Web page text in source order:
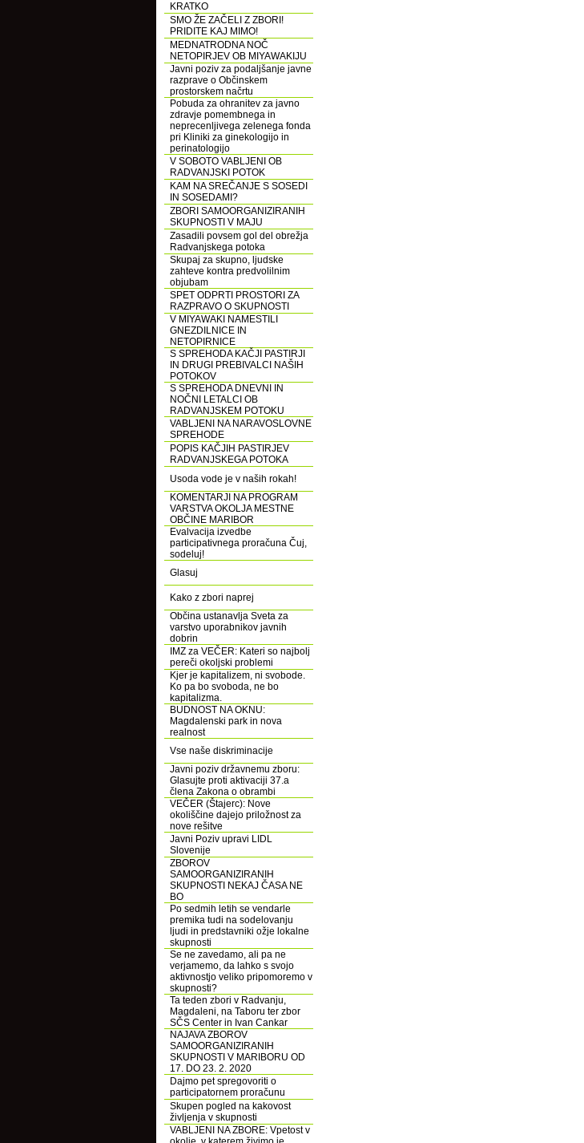
KRATKO
SMO ŽE ZAČELI Z ZBORI!
PRIDITE KAJ MIMO!
MEDNATRODNA NOČ
NETOPIRJEV OB MIYAWAKIJU
Javni poziv za podaljšanje javne
razprave o Občinskem
prostorskem načrtu
Pobuda za ohranitev za javno
zdravje pomembnega in
neprecenljivega zelenega fonda
pri Kliniki za ginekologijo in
perinatologijo
V SOBOTO VABLJENI OB
RADVANJSKI POTOK
KAM NA SREČANJE S SOSEDI
IN SOSEDAMI?
ZBORI SAMOORGANIZIRANIH
SKUPNOSTI V MAJU
Zasadili povsem gol del obrežja
Radvanjskega potoka
Skupaj za skupno, ljudske
zahteve kontra predvolilnim
objubam
SPET ODPRTI PROSTORI ZA
RAZPRAVO O SKUPNOSTI
V MIYAWAKI NAMESTILI
GNEZDILNICE IN
NETOPIRNICE
S SPREHODA KAČJI PASTIRJI
IN DRUGI PREBIVALCI NAŠIH
POTOKOV
S SPREHODA DNEVNI IN
NOČNI LETALCI OB
RADVANJSKEM POTOKU
VABLJENI NA NARAVOSLOVNE
SPREHODE
POPIS KAČJIH PASTIRJEV
RADVANJSKEGA POTOKA
Usoda vode je v naših rokah!
KOMENTARJI NA PROGRAM
VARSTVA OKOLJA MESTNE
OBČINE MARIBOR
Evalvacija izvedbe
participativnega proračuna Čuj,
sodeluj!
Glasuj
Kako z zbori naprej
Občina ustanavlja Sveta za
varstvo uporabnikov javnih
dobrin
IMZ za VEČER: Kateri so najbolj
pereči okoljski problemi
Kjer je kapitalizem, ni svobode.
Ko pa bo svoboda, ne bo
kapitalizma.
BUDNOST NA OKNU:
Magdalenski park in nova
realnost
Vse naše diskriminacije
Javni poziv državnemu zboru:
Glasujte proti aktivaciji 37.a
člena Zakona o obrambi
VEČER (Štajerc): Nove
okoliščine dajejo priložnost za
nove rešitve
Javni Poziv upravi LIDL
Slovenije
ZBOROV
SAMOORGANIZIRANIH
SKUPNOSTI NEKAJ ČASA NE
BO
Po sedmih letih se vendarle
premika tudi na sodelovanju
ljudi in predstavniki ožje lokalne
skupnosti
Se ne zavedamo, ali pa ne
verjamemo, da lahko s svojo
aktivnostjo veliko pripomoremo v
skupnosti?
Ta teden zbori v Radvanju,
Magdaleni, na Taboru ter zbor
SČS Center in Ivan Cankar
NAJAVA ZBOROV
SAMOORGANIZIRANIH
SKUPNOSTI V MARIBORU OD
17. DO 23. 2. 2020
Dajmo pet spregovoriti o
participatornem proračunu
Skupen pogled na kakovost
življenja v skupnosti
VABLJENI NA ZBORE: Vpetost v